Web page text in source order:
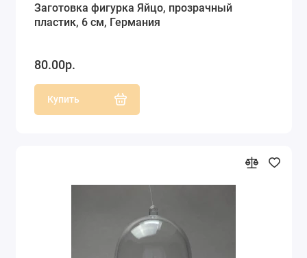
Заготовка фигурка Яйцо, прозрачный
пластик, 6 см, Германия
80.00р.
Купить